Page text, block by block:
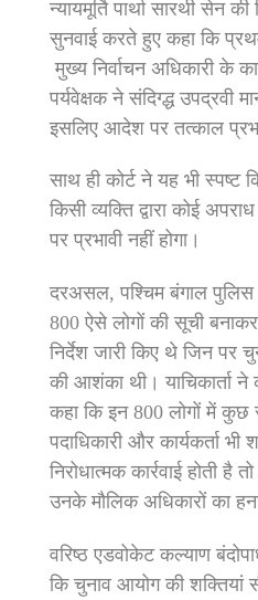
न्यायमूर्ति पार्था सारथी सेन
सुनवाई करते हुए कहा कि
मुख्य निर्वाचन अधिकारी के
पर्यवेक्षक ने संदिग्द्ध उपद्रवी
इसलिए आदेश पर तत्काल
साथ ही कोर्ट ने यह भी
किसी व्यक्ति द्वारा कोई
पर प्रभावी नहीं होगा।
दरअसल, पश्चिम बंगाल
800 ऐसे लोगों की सूची बनाकर
निर्देश जारी किए थे जिन पर
की आशंका थी। याचिकार्ता ने
कहा कि इन 800 लोगों में कुछ
पदाधिकारी और कार्यकर्ता
निरोधात्मक कार्रवाई होती है
उनके मौलिक अधिकारों का
वरिष्ठ एडवोकेट कल्याण
कि चुनाव आयोग की शक्तियां